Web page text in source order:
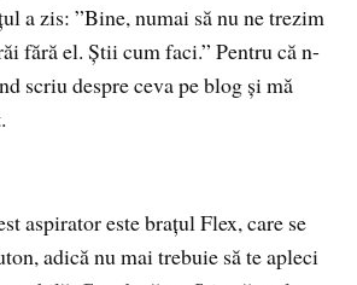
a zis: ”Bine, numai să nu ne trezim
fără el. Știi cum faci.” Pentru că n-
scriu despre ceva pe blog și mă
aspirator este brațul Flex, care se
adică nu mai trebuie să te apleci